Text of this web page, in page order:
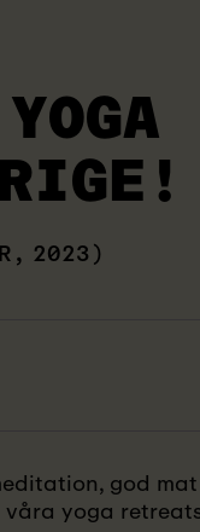
2023)
god
yoga